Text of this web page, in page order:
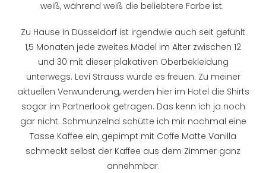
weiß, während weiß die beliebtere Farbe ist.
Zu Hause in Düsseldorf ist irgendwie auch seit gefühlt
1,5 Monaten jede zweites Mädel im Alter zwischen 12
und 30 mit dieser plakativen Oberbekleidung
unterwegs. Levi Strauss würde es freuen. Zu meiner
aktuellen Verwunderung, werden hier im Hotel die Shirts
sogar im Partnerlook getragen. Das kenn ich ja noch
gar nicht. Schmunzelnd schütte ich mir nochmal eine
Tasse Kaffee ein, gepimpt mit Coffe Matte Vanilla
schmeckt selbst der Kaffee aus dem Zimmer ganz
annehmbar.